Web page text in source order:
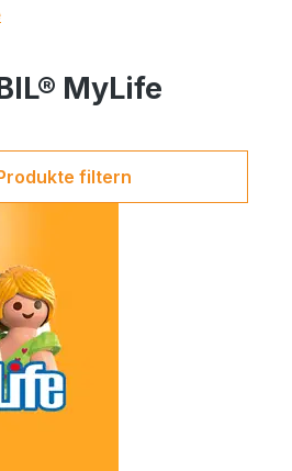
MyLife
filtern